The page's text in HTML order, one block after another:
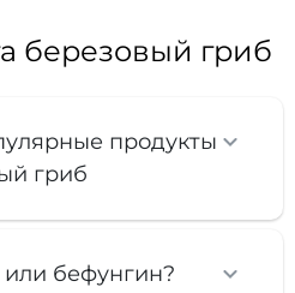
березовый гриб
продукты
гриб
бефунгин?